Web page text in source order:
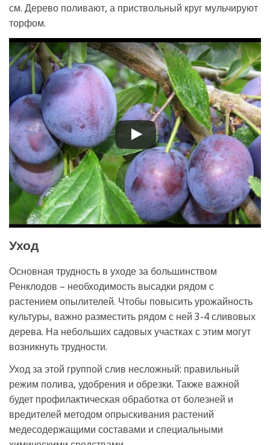
см. Дерево поливают, а приствольный круг мульчируют
торфом.
Уход
Основная трудность в уходе за большинством
Ренклодов – необходимость высадки рядом с
растением опылителей. Чтобы повысить урожайность
культуры, важно разместить рядом с ней 3-4 сливовых
дерева. На небольших садовых участках с этим могут
возникнуть трудности.
Уход за этой группой слив несложный: правильный
режим полива, удобрения и обрезки. Также важной
будет профилактическая обработка от болезней и
вредителей методом опрыскивания растений
медесодержащими составами и специальными